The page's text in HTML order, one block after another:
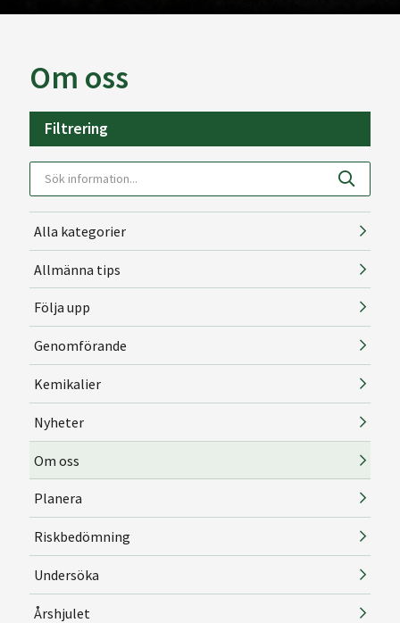
Filtrering
Om oss
Alla kategorier
Allmänna tips
Följa upp
Genomförande
Kemikalier
Nyheter
Om oss
Planera
Riskbedömning
Undersöka
Årshjulet